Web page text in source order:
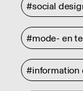
#social
#mode- en
#information